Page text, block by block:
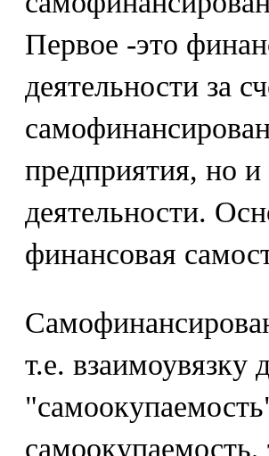
Первое -это
деятельности за
предприятия, но
деятельности.
финансовая
т.е. взаимоувязку
самоокупаемость,